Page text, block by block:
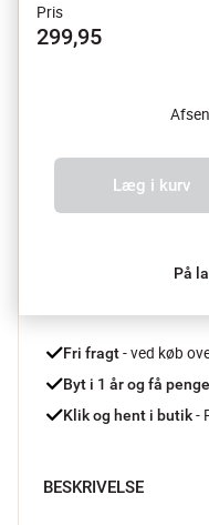
Pris
299,95
Læg i kurv
På
Fri fragt - ved køb
Byt i 1 år og få
Klik og hent i butik -
BESKRIVELSE